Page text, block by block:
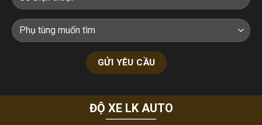
ĐỘ XE LK AUTO